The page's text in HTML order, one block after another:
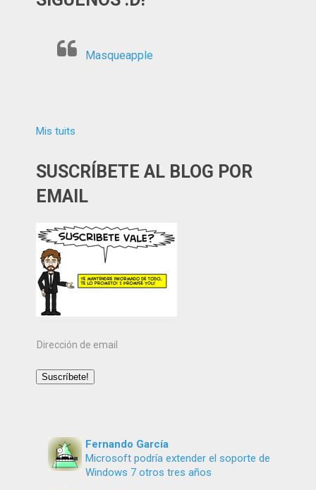
Masqueapple
Mis tuits
SUSCRÍBETE AL BLOG POR
EMAIL
Dirección
email
Suscríbete!
Fernando García
Microsoft podría extender el soporte de
Windows 7 otros tres años